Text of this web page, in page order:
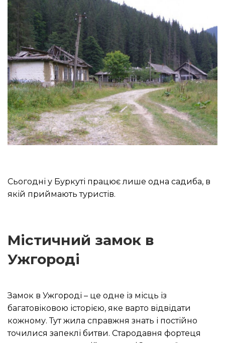
Сьогодні у Буркуті працює лише одна садиба, в
якій приймають туристів.
Містичний замок в
Ужгороді
Замок в Ужгороді – це одне із місць із
багатовіковою історією, яке варто відвідати
кожному. Тут жила справжня знать і постійно
точилися запеклі битви. Стародавня фортеця